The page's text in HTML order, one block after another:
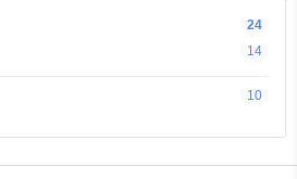
접속하여 지원을 하면 됩니다. 서울주거포
24
14
10